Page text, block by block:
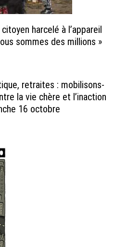
harcelé à l’appareil
sommes des millions »
retraites : mobilisons-
la vie chère et l’inaction
16 octobre